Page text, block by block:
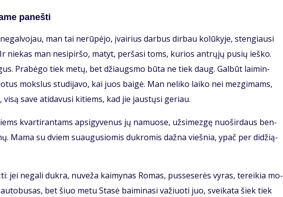
pa­neš­ti
man tai ne­rū­pė­jo, įvai­rius dar­bus dir­bau ko­lū­ky­je, sten­giau­si
nie­kas man ne­si­pir­šo, ma­tyt, per­ša­si toms, ku­rios ant­rų­jų pu­sių ieš­ko.
Pra­bė­go tiek me­tų, bet džiaugs­mo bū­ta ne tiek daug. Gal­būt lai­min­
moks­lus stu­di­ja­vo, kai juos bai­gė. Man ne­li­ko lai­ko nei mez­gi­mams,
vi­są sa­ve ati­da­vu­si ki­tiems, kad jie jaus­tų­si ge­riau.
kvar­ti­ran­tams ap­si­gy­ve­nus jų na­muo­se, už­si­mez­gę nuo­šir­daus ben­
Ma­ma su dviem su­au­gu­sio­mis duk­ro­mis daž­na vieš­nia, ypač per di­dži­ą­
jei ne­ga­li duk­ra, nu­ve­ža kai­my­nas Ro­mas, pus­se­se­rės vy­ras, te­rei­kia mo­
bet šiuo me­tu Sta­sė bai­mi­na­si va­žiuo­ti juo, svei­ka­ta šiek tiek